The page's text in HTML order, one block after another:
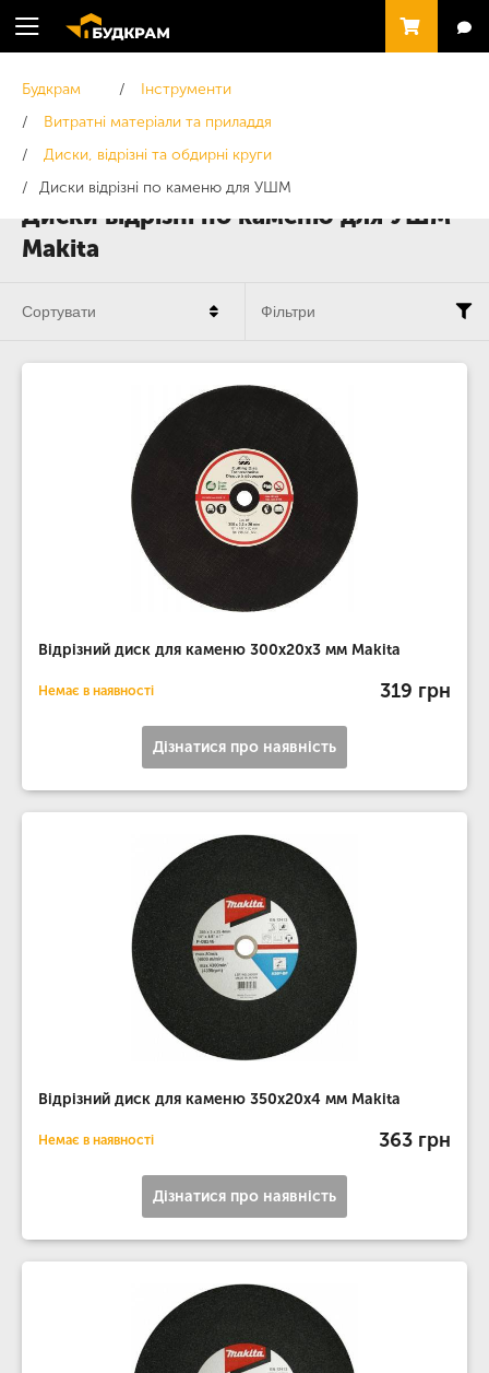
Диски відрізні по каменю для УШМ
Makita
Будкрам
Інструменти
Витратні матеріали та приладдя
Диски, відрізні та обдирні круги
Диски відрізні по каменю для УШМ
Відрізний диск для каменю 300х20х3 мм Makita
Немає в наявності 319 грн
Дізнатися про наявність
Відрізний диск для каменю 350х20х4 мм Makita
Немає в наявності 363 грн
Дізнатися про наявність
Сортувати Фільтри